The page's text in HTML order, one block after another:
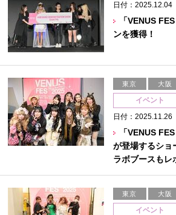
日付：2025.12.04
「VENUS
ンを獲得！
東京 大阪
イベント
日付：2025.11.26
「VENUS
が登場するショ
ラボブースも
東京 大阪
イベント